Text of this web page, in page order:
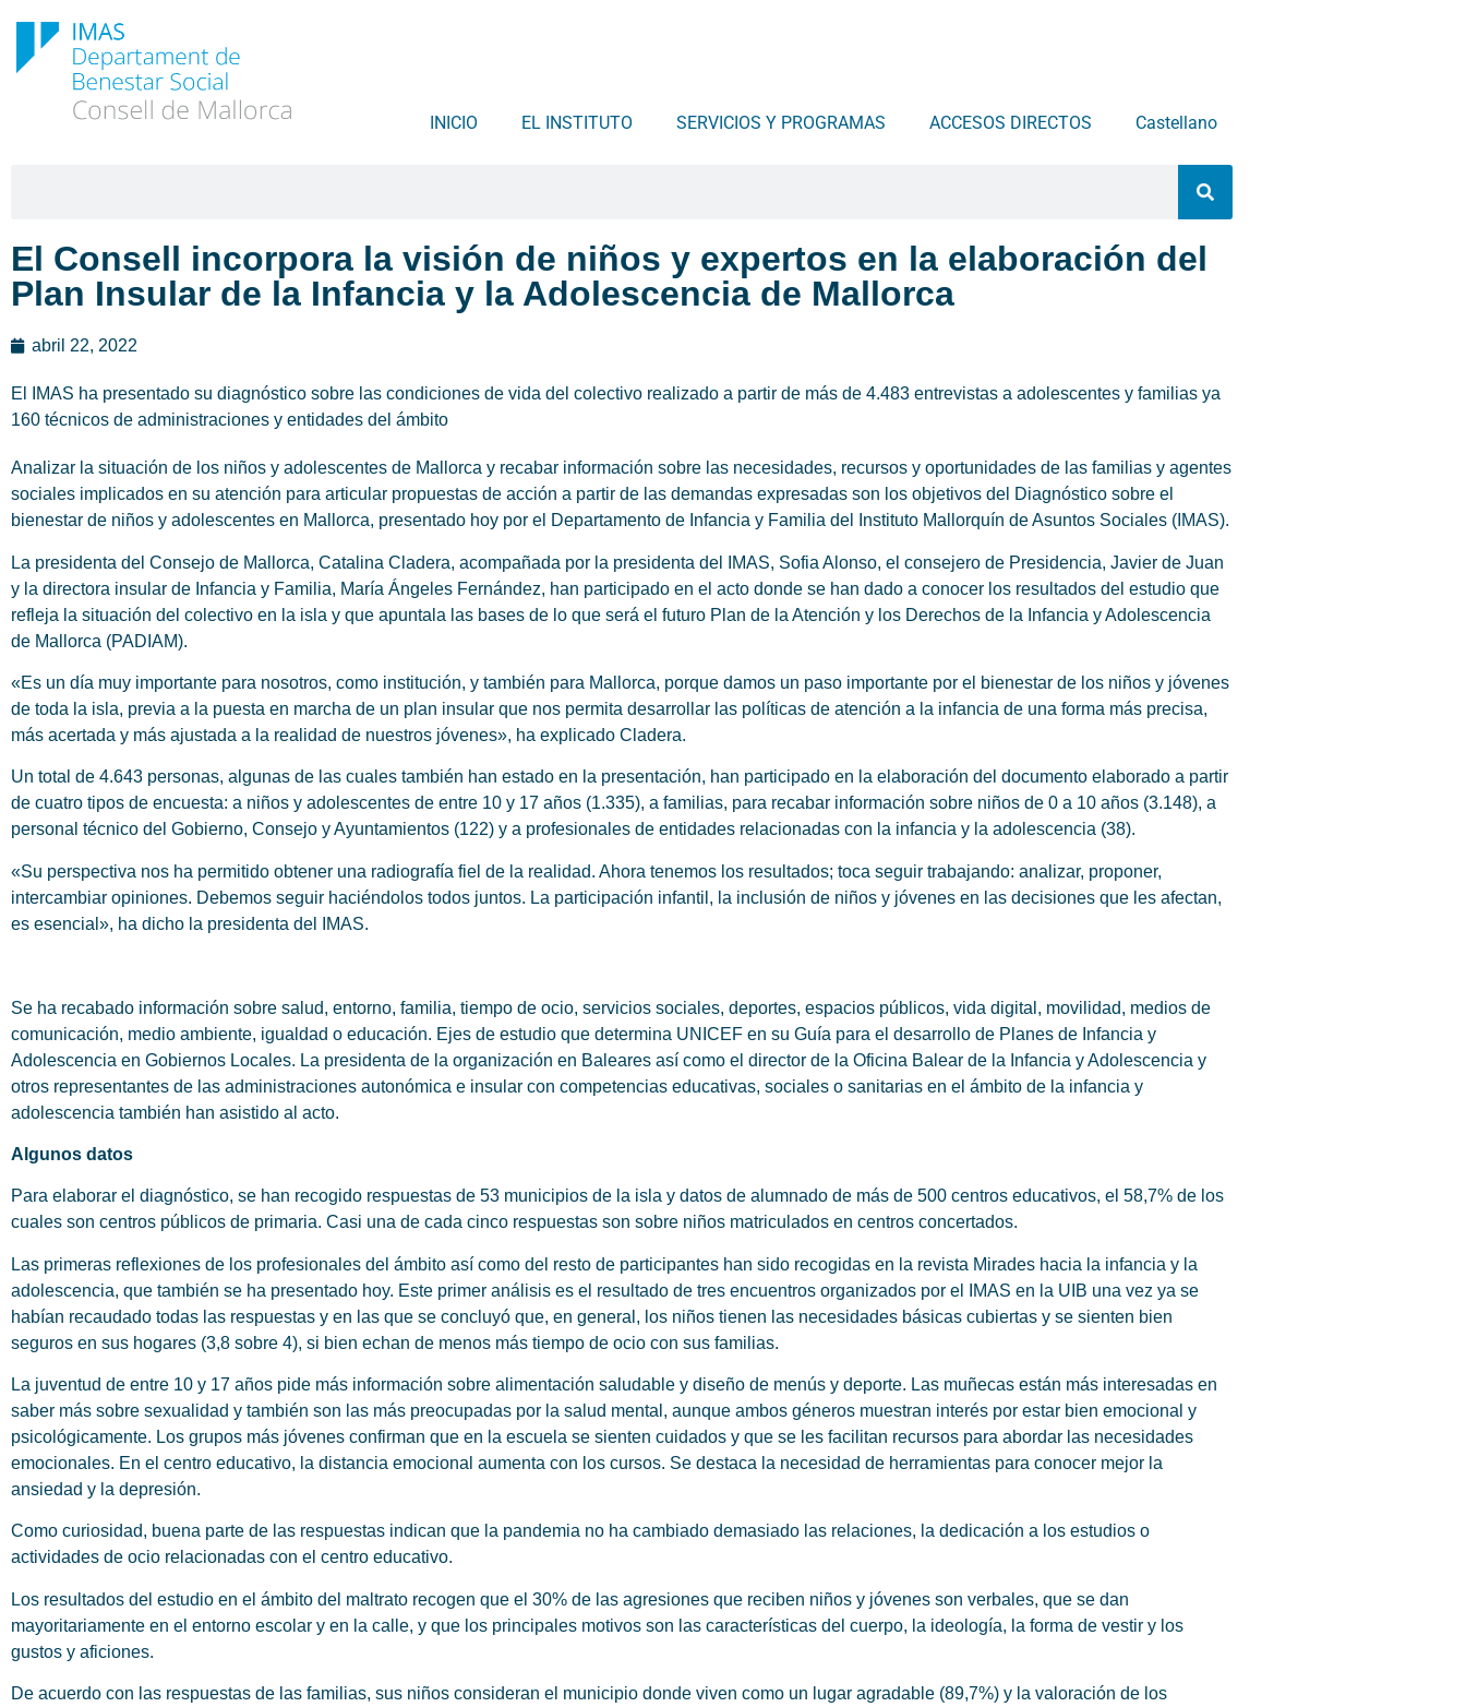
INICIO EL INSTITUTO SERVICIOS Y PROGRAMAS ACCESOS DIRECTOS Castellano
El Consell incorpora la visión de niños y expertos en la elaboración del
Plan Insular de la Infancia y la Adolescencia de Mallorca
abril 22, 2022
El IMAS ha presentado su diagnóstico sobre las condiciones de vida del colectivo realizado a partir de más de 4.483 entrevistas a adolescentes y familias ya
160 técnicos de administraciones y entidades del ámbito
Analizar la situación de los niños y adolescentes de Mallorca y recabar información sobre las necesidades, recursos y oportunidades de las familias y agentes
sociales implicados en su atención para articular propuestas de acción a partir de las demandas expresadas son los objetivos del Diagnóstico sobre el
bienestar de niños y adolescentes en Mallorca, presentado hoy por el Departamento de Infancia y Familia del Instituto Mallorquín de Asuntos Sociales (IMAS).
La presidenta del Consejo de Mallorca, Catalina Cladera, acompañada por la presidenta del IMAS, Sofia Alonso, el consejero de Presidencia, Javier de Juan
y la directora insular de Infancia y Familia, María Ángeles Fernández, han participado en el acto donde se han dado a conocer los resultados del estudio que
refleja la situación del colectivo en la isla y que apuntala las bases de lo que será el futuro Plan de la Atención y los Derechos de la Infancia y Adolescencia
de Mallorca (PADIAM).
«Es un día muy importante para nosotros, como institución, y también para Mallorca, porque damos un paso importante por el bienestar de los niños y jóvenes
de toda la isla, previa a la puesta en marcha de un plan insular que nos permita desarrollar las políticas de atención a la infancia de una forma más precisa,
más acertada y más ajustada a la realidad de nuestros jóvenes», ha explicado Cladera.
Un total de 4.643 personas, algunas de las cuales también han estado en la presentación, han participado en la elaboración del documento elaborado a partir
de cuatro tipos de encuesta: a niños y adolescentes de entre 10 y 17 años (1.335), a familias, para recabar información sobre niños de 0 a 10 años (3.148), a
personal técnico del Gobierno, Consejo y Ayuntamientos (122) y a profesionales de entidades relacionadas con la infancia y la adolescencia (38).
«Su perspectiva nos ha permitido obtener una radiografía fiel de la realidad. Ahora tenemos los resultados; toca seguir trabajando: analizar, proponer,
intercambiar opiniones. Debemos seguir haciéndolos todos juntos. La participación infantil, la inclusión de niños y jóvenes en las decisiones que les afectan,
es esencial», ha dicho la presidenta del IMAS.
Se ha recabado información sobre salud, entorno, familia, tiempo de ocio, servicios sociales, deportes, espacios públicos, vida digital, movilidad, medios de
comunicación, medio ambiente, igualdad o educación. Ejes de estudio que determina UNICEF en su Guía para el desarrollo de Planes de Infancia y
Adolescencia en Gobiernos Locales. La presidenta de la organización en Baleares así como el director de la Oficina Balear de la Infancia y Adolescencia y
otros representantes de las administraciones autonómica e insular con competencias educativas, sociales o sanitarias en el ámbito de la infancia y
adolescencia también han asistido al acto.
Algunos datos
Para elaborar el diagnóstico, se han recogido respuestas de 53 municipios de la isla y datos de alumnado de más de 500 centros educativos, el 58,7% de los
cuales son centros públicos de primaria. Casi una de cada cinco respuestas son sobre niños matriculados en centros concertados.
Las primeras reflexiones de los profesionales del ámbito así como del resto de participantes han sido recogidas en la revista Mirades hacia la infancia y la
adolescencia, que también se ha presentado hoy. Este primer análisis es el resultado de tres encuentros organizados por el IMAS en la UIB una vez ya se
habían recaudado todas las respuestas y en las que se concluyó que, en general, los niños tienen las necesidades básicas cubiertas y se sienten bien
seguros en sus hogares (3,8 sobre 4), si bien echan de menos más tiempo de ocio con sus familias.
La juventud de entre 10 y 17 años pide más información sobre alimentación saludable y diseño de menús y deporte. Las muñecas están más interesadas en
saber más sobre sexualidad y también son las más preocupadas por la salud mental, aunque ambos géneros muestran interés por estar bien emocional y
psicológicamente. Los grupos más jóvenes confirman que en la escuela se sienten cuidados y que se les facilitan recursos para abordar las necesidades
emocionales. En el centro educativo, la distancia emocional aumenta con los cursos. Se destaca la necesidad de herramientas para conocer mejor la
ansiedad y la depresión.
Como curiosidad, buena parte de las respuestas indican que la pandemia no ha cambiado demasiado las relaciones, la dedicación a los estudios o
actividades de ocio relacionadas con el centro educativo.
Los resultados del estudio en el ámbito del maltrato recogen que el 30% de las agresiones que reciben niños y jóvenes son verbales, que se dan
mayoritariamente en el entorno escolar y en la calle, y que los principales motivos son las características del cuerpo, la ideología, la forma de vestir y los
gustos y aficiones.
De acuerdo con las respuestas de las familias, sus niños consideran el municipio donde viven como un lugar agradable (89,7%) y la valoración de los